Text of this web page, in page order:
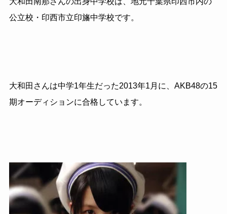
公立校・印西市立印旛中学校です。
大和田さんは中学1年生だった2013年1月に、AKB48の15
期オーディションに合格しています。